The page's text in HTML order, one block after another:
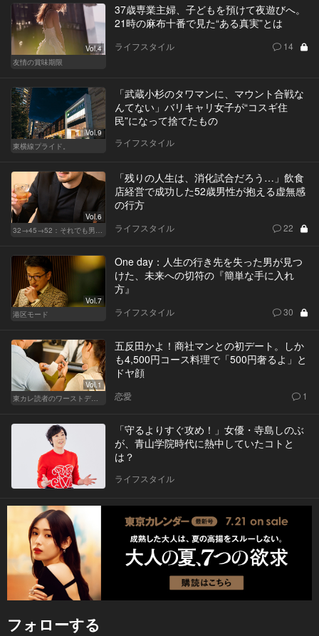
Vol.4
友情の賞味期限
37歳専業主婦、子どもを預けて夜遊びへ。
21時の麻布十番で見た“ある真実”とは
ライフスタイル 14
Vol.9
東横線プライド。
「武蔵小杉のタワマンに、マウント合戦な
んてない」バリキャリ女子が“コスギ住
民”になって捨てたもの
ライフスタイル
Vol.6
「残りの人生は、消化試合だろう…」飲食
店経営で成功した52歳男性が抱える虚無感
の行方
ライフスタイル 22
Vol.7
港区モード
One day：人生の行き先を失った男が見つ
けた、未来への切符の『簡単な手に入れ
方』
ライフスタイル 30
Vol.1
五反田かよ！商社マンとの初デート。しか
も4,500円コース料理で「500円奢るよ」と
ドヤ顔
恋愛 1
「守るよりすぐ攻め！」女優・寺島しのぶ
が、青山学院時代に熱中していたコトと
は？
ライフスタイル
フォローする